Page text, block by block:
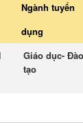
Ngành tuyển
dụng
Giáo dục- Đào
tạo